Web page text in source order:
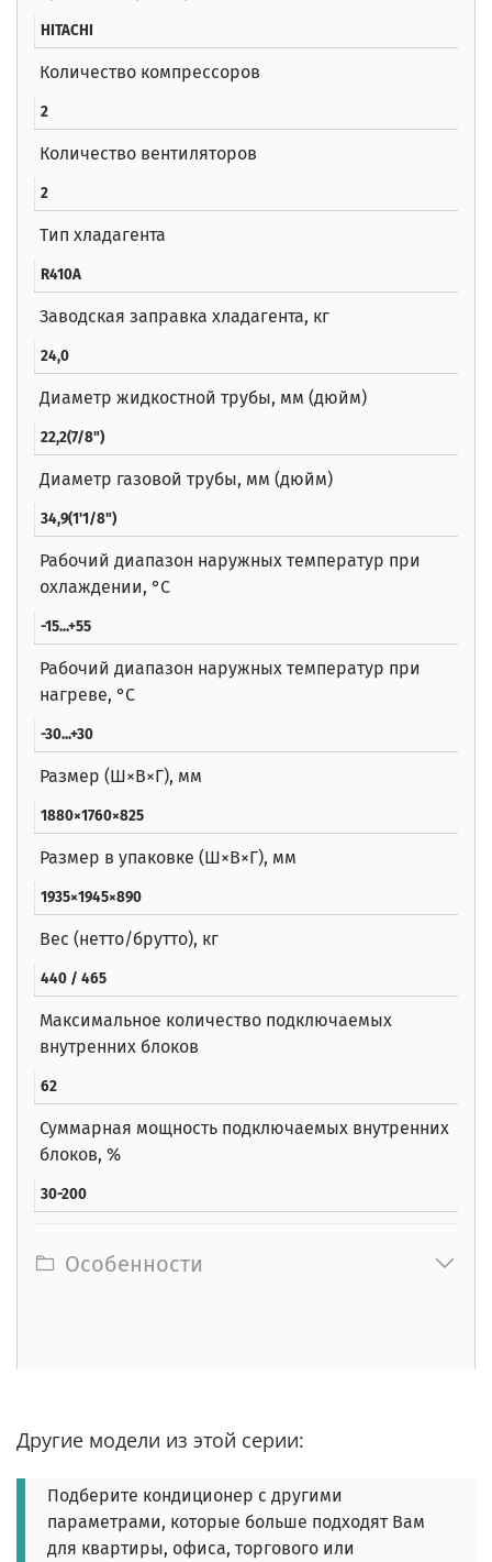
HITACHI
Количество компрессоров
2
Количество вентиляторов
2
Тип хладагента
R410A
Заводская заправка хладагента, кг
24,0
Диаметр жидкостной трубы, мм (дюйм)
22,2(7/8")
Диаметр газовой трубы, мм (дюйм)
34,9(1'1/8")
Рабочий диапазон наружных температур при
охлаждении, °C
-15...+55
Рабочий диапазон наружных температур при
нагреве, °C
-30...+30
Размер (Ш×В×Г), мм
1880×1760×825
Размер в упаковке (Ш×В×Г), мм
1935×1945×890
Вес (нетто/брутто), кг
440 / 465
Максимальное количество подключаемых
внутренних блоков
62
Суммарная мощность подключаемых внутренних
блоков, %
30-200
Особенности
Другие модели из этой серии:
Подберите кондиционер с другими
параметрами, которые больше подходят Вам
для квартиры, офиса, торгового или